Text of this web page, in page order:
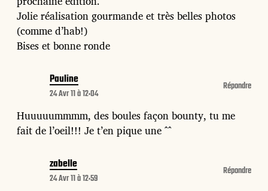
Jolie réalisation gourmande et très belles photos
(comme d’hab!)
Bises et bonne ronde
Pauline
24 Avr 11 à 12:04
Huuuuummmm, des boules façon bounty, tu me
fait de l’oeil!!! Je t’en pique une ^^
Répondre
zabelle
24 Avr 11 à 12:59
Répondre